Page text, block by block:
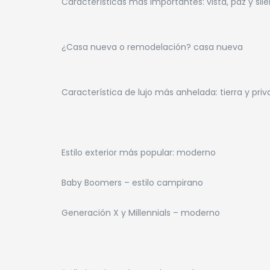
¿Casa nueva o remodelación? casa nueva
Característica de lujo más anhelada: tierra y
Estilo exterior más popular: moderno
Baby Boomers – estilo campirano
Generación X y Millennials – moderno